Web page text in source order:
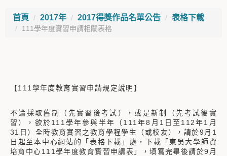
首頁 2017年 2017得獎作品名單公告 表格下載
111學年度實習申請相關表格
【111學年度教育實習申請規定說明】
不論採取舊制（先實習後考試），或是新制（先考試後實
習），欲於111學年參與半年（111年8月1日至112年1月
31日）全時教育實習之教育學程學生（或校友），請於9月1
日起至本中心網站的「表格下載」處，下載「東吳大學師資
培育中心111學年度教育實習申請表」，填寫完畢後請於9月